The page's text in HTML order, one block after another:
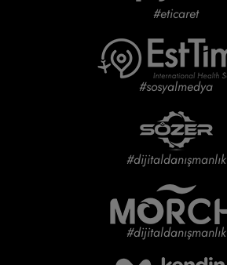
#eticaret
#sosyalmedya
#dijitaldanışmanlık
#dijitaldanışmanlık